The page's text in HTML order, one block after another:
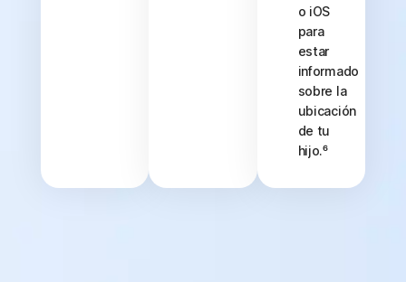
o iOS
para
estar
informado
sobre la
ubicación
de tu
hijo.⁶